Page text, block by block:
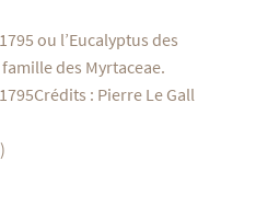
ou l’Eucalyptus des
des Myrtaceae.
: Pierre Le Gall